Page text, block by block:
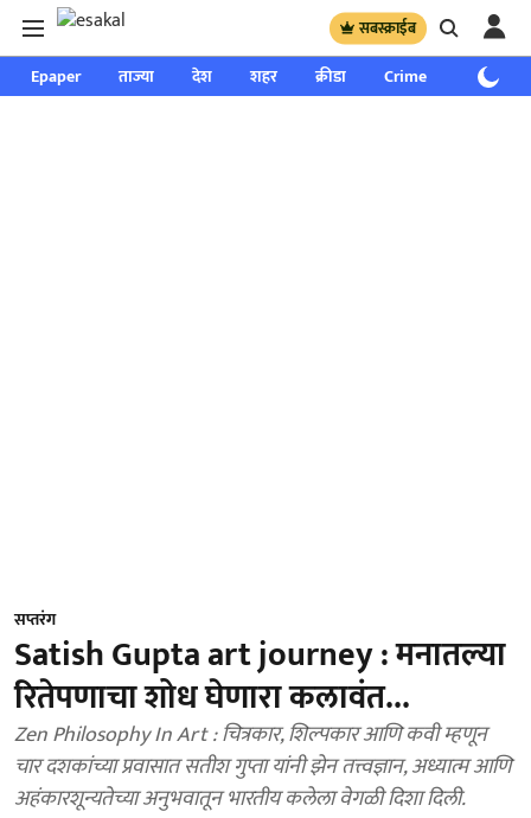
सबस्क्राईब
Epaper ताज्या देश शहर क्रीडा Crime साप्ताहिक
सप्तरंग
Satish Gupta art journey : मनातल्या
रितेपणाचा शोध घेणारा कलावंत...
Zen Philosophy In Art : चित्रकार, शिल्पकार आणि कवी म्हणून
चार दशकांच्या प्रवासात सतीश गुप्ता यांनी झेन तत्त्वज्ञान, अध्यात्म आणि
अहंकारशून्यतेच्या अनुभवातून भारतीय कलेला वेगळी दिशा दिली.